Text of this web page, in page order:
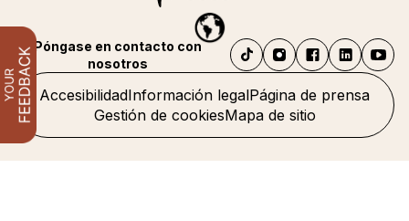
AccesibilidadInformación legalPágina de prensa
Gestión de cookiesMapa de sitio
Póngase en contacto con
nosotros